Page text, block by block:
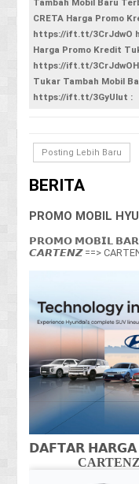
CRETA Harga Promo
https://ift.tt/3CrJdwO
Harga Promo Kredit
https://ift.tt/
Tukar Tambah Mobil
https://ift.tt/3GyUlut :
Posting Lebih Baru
BERITA
PROMO MOBIL
𝗣𝗥𝗢𝗠𝗢 𝗠𝗢𝗕𝗜𝗟
𝘾𝘼𝙍𝙏𝙀𝙉𝙕 ==>
𝗗𝗔𝗙𝗧𝗔𝗥